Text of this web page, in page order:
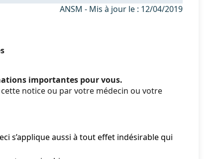
ANSM - Mis à jour le : 12/04/2019
importantes pour vous.
notice ou par votre médecin ou votre
s’applique aussi à tout effet indésirable qui